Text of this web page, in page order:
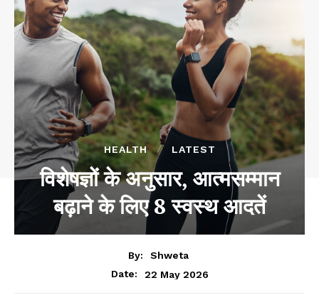
HEALTH LATEST
विशेषज्ञों के अनुसार, आत्मसम्मान
बढ़ाने के लिए 8 स्वस्थ आदतें
By:
Shweta
Date:
22 May 2026